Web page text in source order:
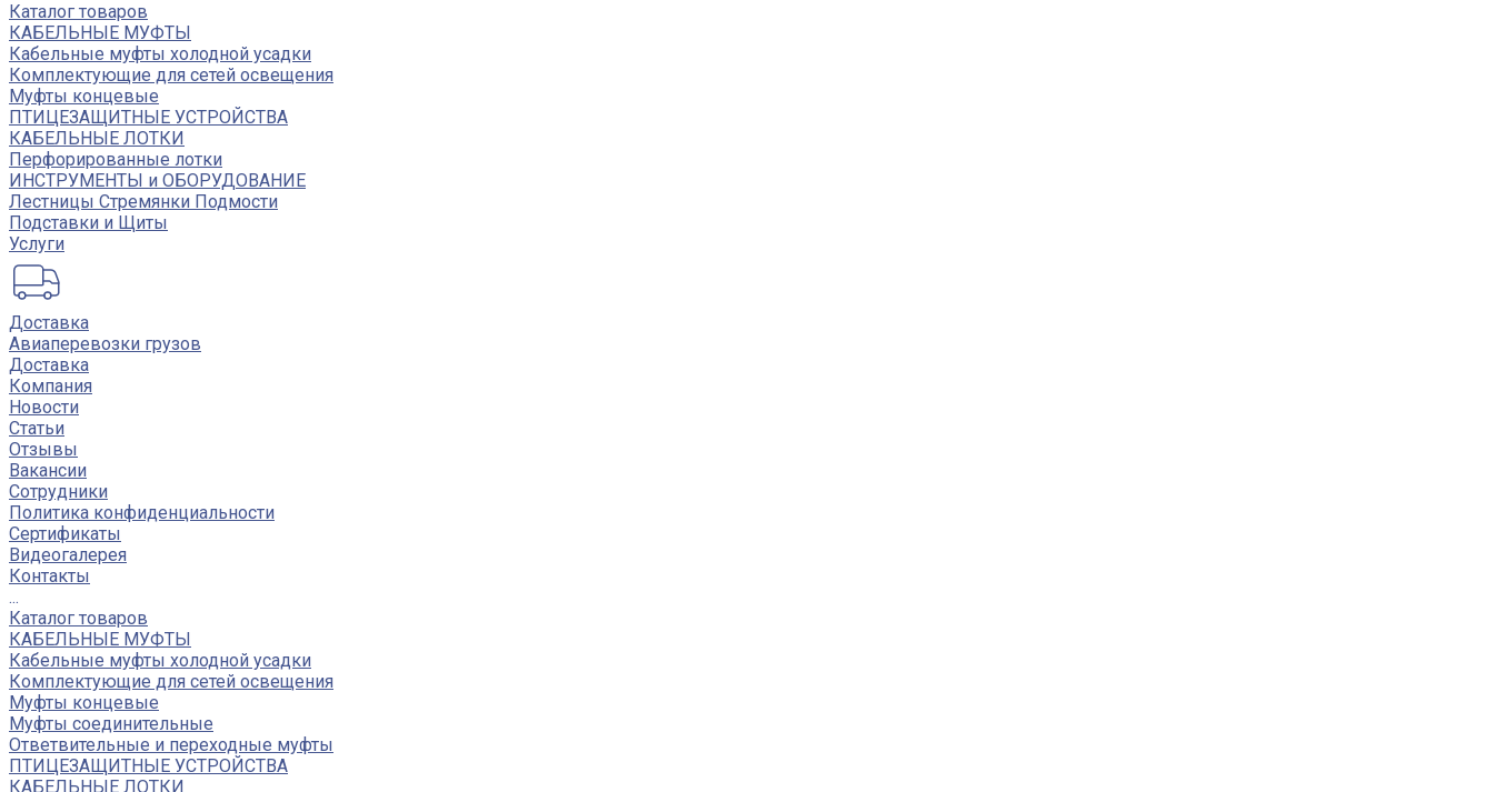
Каталог товаров
КАБЕЛЬНЫЕ МУФТЫ
Кабельные муфты холодной усадки
Комплектующие для сетей освещения
Муфты концевые
ПТИЦЕЗАЩИТНЫЕ УСТРОЙСТВА
КАБЕЛЬНЫЕ ЛОТКИ
Перфорированные лотки
ИНСТРУМЕНТЫ и ОБОРУДОВАНИЕ
Лестницы Стремянки Подмости
Подставки и Щиты
Услуги
Доставка
Авиаперевозки грузов
Доставка
Компания
Новости
Статьи
Отзывы
Вакансии
Сотрудники
Политика конфиденциальности
Сертификаты
Видеогалерея
Контакты
...
Каталог товаров
КАБЕЛЬНЫЕ МУФТЫ
Кабельные муфты холодной усадки
Комплектующие для сетей освещения
Муфты концевые
Муфты соединительные
Ответвительные и переходные муфты
ПТИЦЕЗАЩИТНЫЕ УСТРОЙСТВА
КАБЕЛЬНЫЕ ЛОТКИ